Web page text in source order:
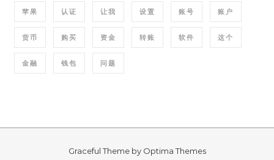
苹果 认证 让我 设置 账号 账户
货币 购买 资金 转账 软件 这个
金融 钱包 问题
Graceful Theme by Optima Themes